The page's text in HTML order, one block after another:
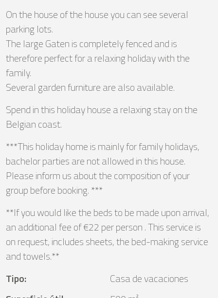
On the house of the house you can see several
parking lots.
The large Gaten is completely fenced and is
therefore perfect for a relaxing holiday with the
family.
Several garden furniture are also available.
Spend in this holiday house a relaxing stay on the
Belgian coast.
***This holiday home is mainly for family holidays,
bachelor parties are not allowed in this house.
Please inform us about the composition of your
group before booking. ***
**If you would like the beds to be made upon arrival,
an additional fee of €22 per person . This service is
on request, includes sheets, the bed-making service
and towels.**
Tipo:
Casa de vacaciones